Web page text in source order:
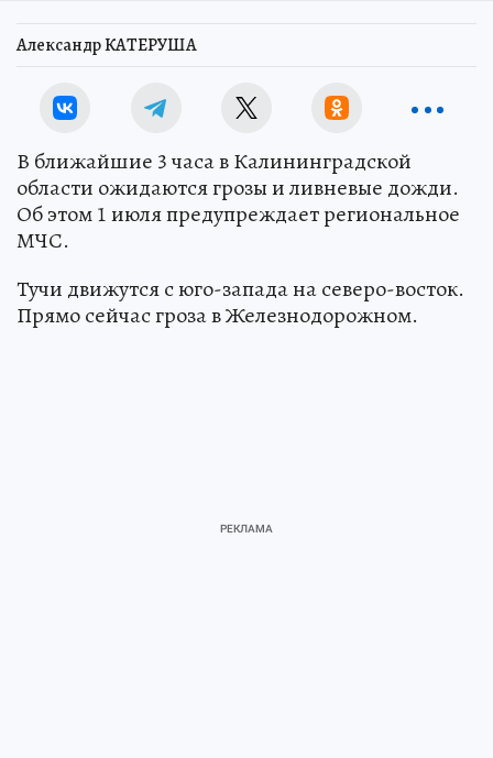
Александр КАТЕРУША
В ближайшие 3 часа в Калининградской
области ожидаются грозы и ливневые дожди.
Об этом 1 июля предупреждает региональное
МЧС.
Тучи движутся с юго-запада на северо-восток.
Прямо сейчас гроза в Железнодорожном.